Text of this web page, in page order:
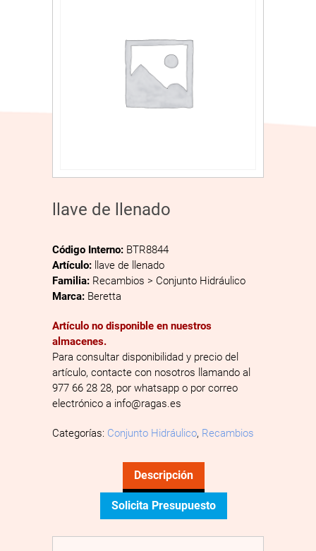
llave de llenado
Código Interno: BTR8844
Artículo: llave de llenado
Familia: Recambios > Conjunto Hidráulico
Marca: Beretta
Artículo no disponible en nuestros
almacenes.
Para consultar disponibilidad y precio del
artículo, contacte con nosotros llamando al
977 66 28 28, por whatsapp o por correo
electrónico a info@ragas.es
Categorías: Conjunto Hidráulico, Recambios
Descripción
Solicita Presupuesto